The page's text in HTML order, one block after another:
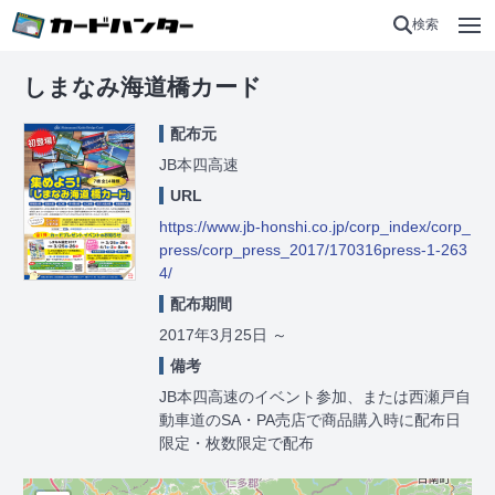
検索
しまなみ海道橋カード
配布元
JB本四高速
URL
https://www.jb-honshi.co.jp/corp_index/corp_
press/corp_press_2017/170316press-1-263
4/
配布期間
2017年3月25日 ～
備考
JB本四高速のイベント参加、または西瀬戸自
動車道のSA・PA売店で商品購入時に配布日
限定・枚数限定で配布